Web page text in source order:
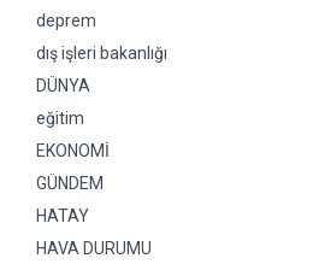
deprem
dış işleri bakanlığı
DÜNYA
eğitim
EKONOMİ
GÜNDEM
HATAY
HAVA DURUMU